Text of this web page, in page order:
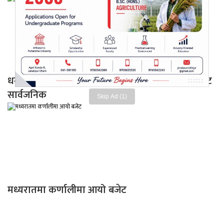
Skip Ad (1)
धनुषाको जनकनन्दिनी गाउँपालिकाको ४१ करोडको बजेट
सार्वजनिक
मध्यरातमा कर्णालीमा आयो बजेट